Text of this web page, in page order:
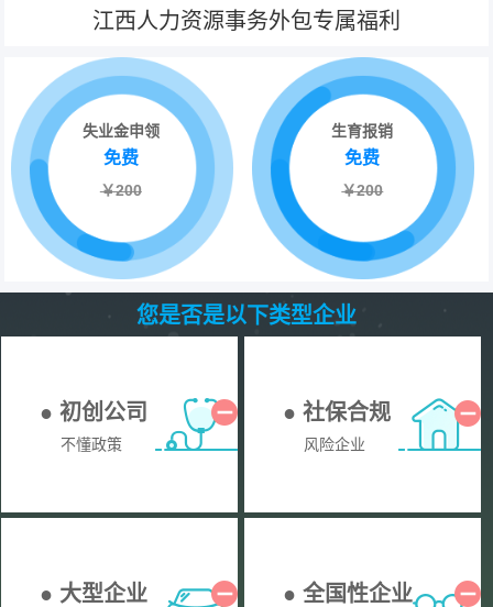
江西人力资源事务外包专属福利
失业金申领
免费
￥200
生育报销
免费
￥200
您是否是以下类型企业
● 初创公司
不懂政策
● 社保合规
风险企业
● 大型企业 ● 全国性企业